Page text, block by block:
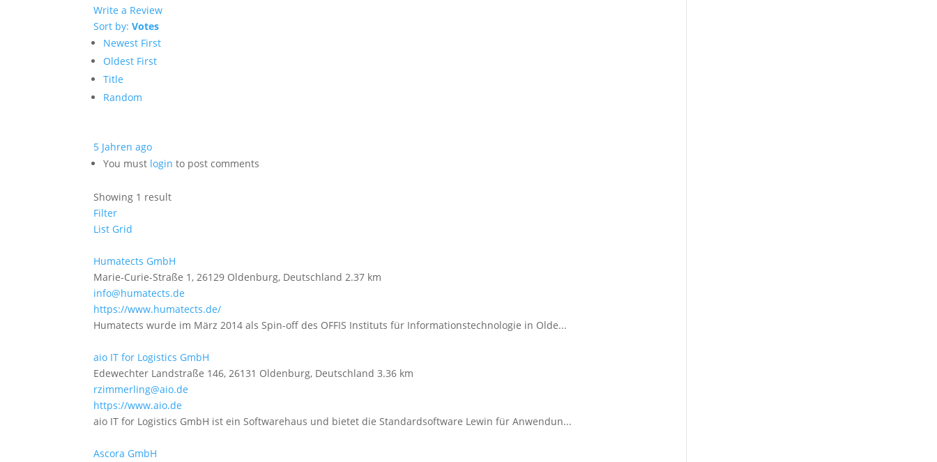
Write a Review
Sort by:Votes
Newest First
Oldest First
Title
Random
5 Jahren ago
You must login to post comments
Showing 1 result
Filter
List Grid
Humatects GmbH
Marie-Curie-Straße 1, 26129 Oldenburg, Deutschland 2.37 km
info@humatects.de
https://www.humatects.de/
Humatects wurde im März 2014 als Spin-off des OFFIS Instituts für Informationstechnologie in Olde...
aio IT for Logistics GmbH
Edewechter Landstraße 146, 26131 Oldenburg, Deutschland 3.36 km
rzimmerling@aio.de
https://www.aio.de
aio IT for Logistics GmbH ist ein Softwarehaus und bietet die Standardsoftware Lewin für Anwendun...
Ascora GmbH